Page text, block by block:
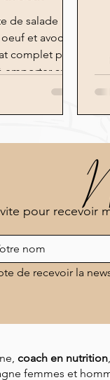
de salade
et avocat
complet pour
au
pour recevoir
de recevoir la
coach en nutrition,
femmes et